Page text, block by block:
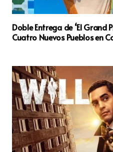
Doble Entrega de ‘El Grand
Cuatro Nuevos Pueblos en